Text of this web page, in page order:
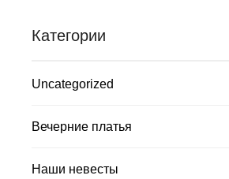
Категории
Uncategorized
Вечерние платья
Наши невесты